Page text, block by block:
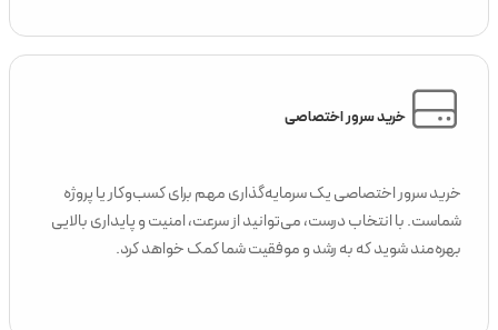
خرید سرور اختصاصی
خرید سرور اختصاصی یک سرمایه‌گذاری مهم برای کسب‌وکار یا پروژه
شماست. با انتخاب درست، می‌توانید از سرعت، امنیت و پایداری بالایی
بهره‌مند شوید که به رشد و موفقیت شما کمک خواهد کرد.